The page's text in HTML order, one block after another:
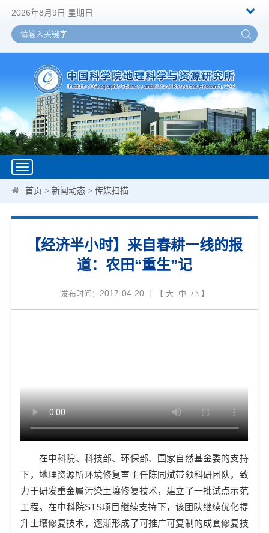
2026年8月9日 星期日
Toggle
navigation
首页 >新闻动态 >传媒扫描
【经济半小时】来自春耕一线的报
道：农田“重生”记
发布时间： 2017-04-20| 【 大 中 小】
在中科院、科技部、环保部、国家自然基金委的支持
下，地理资源所环境修复室主任陈同斌带领科研团队，致
力于研发重金属污染土壤修复技术，建立了一批试点示范
工程。在中科院STS项目继续支持下，该团队继续优化提
升土壤修复技术，逐渐形成了可推广可复制的成套修复技